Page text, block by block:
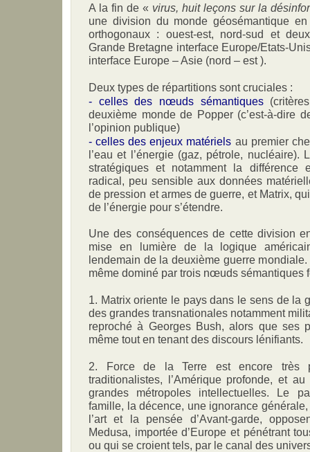
A la fin de « virus, huit leçons sur la
une division du monde géosémantique
orthogonaux : ouest-est, nord-sud et
Grande Bretagne interface Europe/Etats-
interface Europe – Asie (nord – est ).
Deux types de répartitions sont cruciales :
- celles des nœuds sémantiques
deuxième monde de Popper (c’est-à-dire
l’opinion publique)
- celles des enjeux matériels au premier
l’eau et l’énergie (gaz, pétrole, nucléaire).
stratégiques et notamment la différence
radical, peu sensible aux données
de pression et armes de guerre, et Matrix,
de l’énergie pour s’étendre.
Une des conséquences de cette division
mise en lumière de la logique
lendemain de la deuxième guerre
même dominé par trois nœuds sémantiques
1. Matrix oriente le pays dans le sens de la
des grandes transnationales notamment
reproché à Georges Bush, alors que ses
même tout en tenant des discours lénifiants.
2. Force de la Terre est encore très
traditionalistes, l’Amérique profonde, et
grandes métropoles intellectuelles. Le
famille, la décence, une ignorance
l’art et la pensée d’Avant-garde,
Medusa, importée d’Europe et pénétrant
ou qui se croient tels, par le canal des